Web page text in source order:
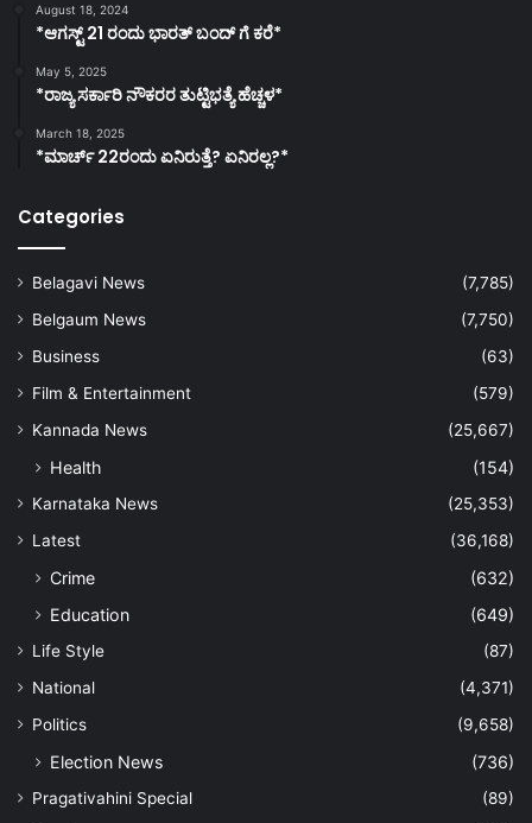
August 18, 2024
*ಆಗಸ್ಟ್ 21 ರಂದು ಭಾರತ್‌ ಬಂದ್‌ ಗೆ ಕರೆ*
May 5, 2025
*ರಾಜ್ಯ ಸರ್ಕಾರಿ ನೌಕರರ ತುಟ್ಟಿಭತ್ಯೆ ಹೆಚ್ಚಳ*
March 18, 2025
*ಮಾರ್ಚ್ 22ರಂದು ಏನಿರುತ್ತೆ? ಏನಿರಲ್ಲ?*
Categories
Belagavi News
(7,785)
Belgaum News
(7,750)
Business
(63)
Film & Entertainment
(579)
Kannada News
(25,667)
Health (154)
Karnataka News
(25,353)
Latest
(36,168)
Crime
(632)
Education
(649)
Life Style
(87)
National
(4,371)
Politics
(9,658)
Election News (736)
Pragativahini Special
(89)